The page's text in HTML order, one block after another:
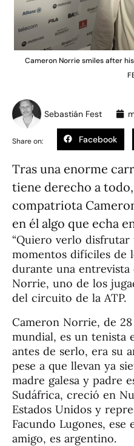
Cameron Norrie smiles after
Sebastián Fest
Share on: Facebook
Tras una enorme
tiene derecho a
compatriota
en él algo que echa
“Quiero verlo disfrutar
momentos difíciles de
durante una entrevista
Norrie, uno de los
del circuito de la ATP.
Cameron Norrie, de
mundial, es un tenista
antes de serlo, era su
pese a que llevan ya
madre galesa y padre
Sudáfrica, creció en
Estados Unidos y
Facundo Lugones,
amigo, es argentino.